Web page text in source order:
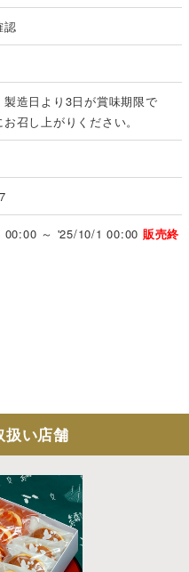
認
造日より3日が賞味期限で
召し上がりください。
00:00 ～ '25/10/1 00:00 販売終
扱い店舗